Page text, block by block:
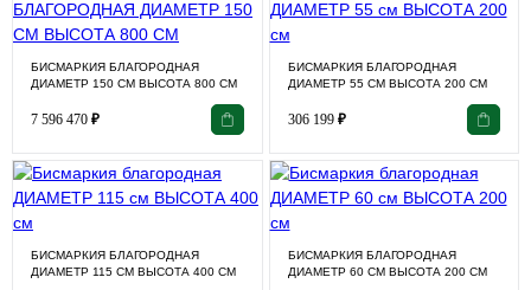
БИСМАРКИЯ БЛАГОРОДНАЯ
ДИАМЕТР 150 СМ ВЫСОТА 800 СМ
7 596 470 ₽
БИСМАРКИЯ БЛАГОРОДНАЯ
ДИАМЕТР 55 СМ ВЫСОТА 200 СМ
306 199 ₽
БИСМАРКИЯ БЛАГОРОДНАЯ
ДИАМЕТР 115 СМ ВЫСОТА 400 СМ
БИСМАРКИЯ БЛАГОРОДНАЯ
ДИАМЕТР 60 СМ ВЫСОТА 200 СМ